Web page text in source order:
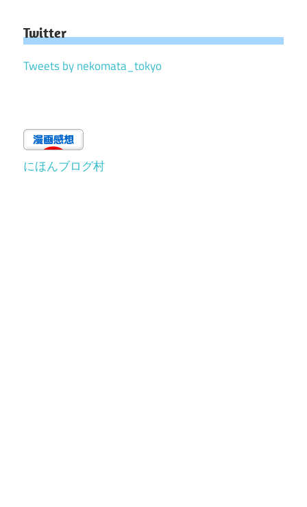
Twitter
Tweets by nekomata_tokyo
にほんブログ村